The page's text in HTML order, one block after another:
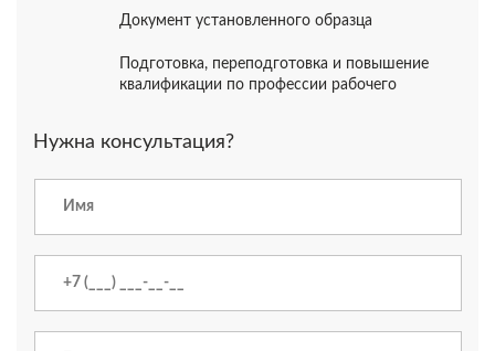
Документ установленного образца
Подготовка, переподготовка и повышение
квалификации по профессии рабочего
Нужна консультация?